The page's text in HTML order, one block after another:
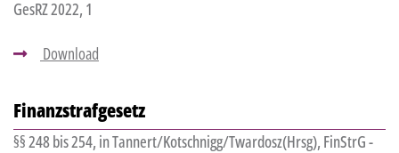
GesRZ 2022, 1
Download
Finanzstrafgesetz
§§ 248 bis 254, in Tannert/Kotschnigg/Twardosz(Hrsg), FinStrG -